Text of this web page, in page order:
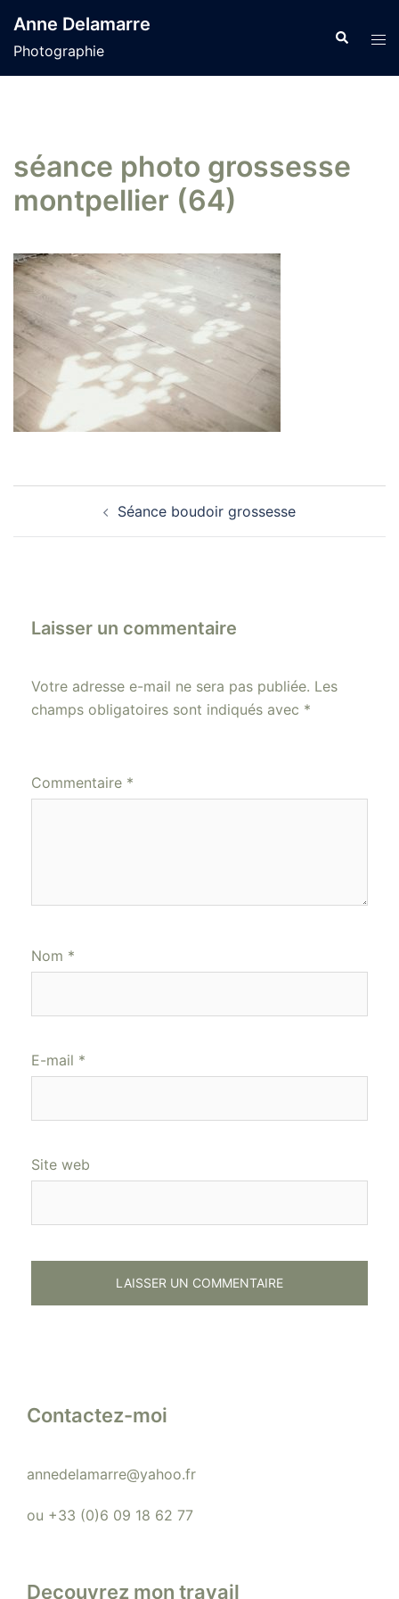
au
contenu
Anne Delamarre
Photographie
séance photo grossesse
montpellier (64)
Séance boudoir grossesse
Laisser un commentaire
Votre adresse e-mail ne sera pas publiée. Les
champs obligatoires sont indiqués avec *
Commentaire *
Nom *
E-mail *
Site web
Contactez-moi
annedelamarre@yahoo.fr
ou +33 (0)6 09 18 62 77
Decouvrez mon travail